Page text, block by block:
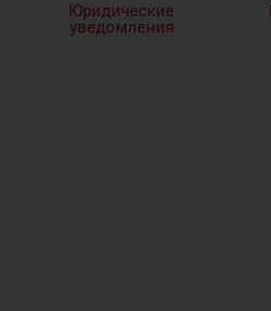
Юридические
уведомления